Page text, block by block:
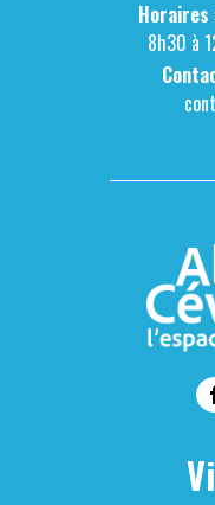
Horaires
8h30 à